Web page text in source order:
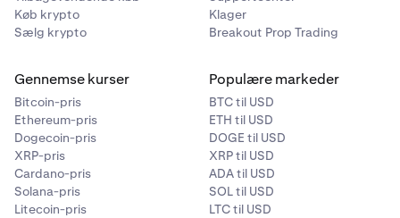
✅
Kusama (KSM)
✅
Køb krypto
Sælg krypto
Klager
Breakout Prop Trading
Gennemse kurser
Bitcoin-pris
Ethereum-pris
Dogecoin-pris
XRP-pris
Cardano-pris
Solana-pris
Litecoin-pris
Populære markeder
BTC til USD
ETH til USD
DOGE til USD
XRP til USD
ADA til USD
SOL til USD
LTC til USD